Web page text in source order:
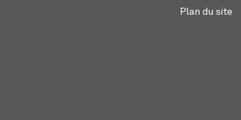
Plan du site